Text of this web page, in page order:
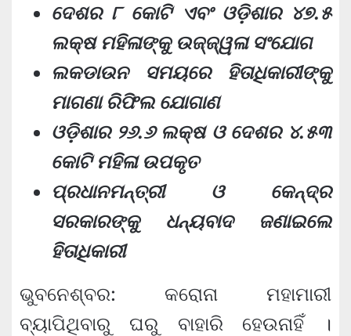
ଦେଶର ୮ କୋଟି ଏବଂ ଓଡ଼ିଶାର ୪୭.୫
ଲକ୍ଷ ମହିଳାଙ୍କୁ ଉଜ୍ଜ୍ୱଳା ସଂଯୋଗ
ଲକଡାଉନ ସମୟରେ ହିତାଧିକାରୀଙ୍କୁ
ମାଗଣା ରିଫିଲ ଯୋଗାଣ
ଓଡ଼ିଶାର ୨୬.୬ ଲକ୍ଷ ଓ ଦେଶର ୪.୫୩
କୋଟି ମହିଳା ଉପକୃତ
ପ୍ରଧାନମନ୍ତ୍ରୀ ଓ କେନ୍ଦ୍ର
ସରକାରଙ୍କୁ ଧନ୍ୟବାଦ ଜଣାଇଲେ
ହିତାଧିକାରୀ
ଭୁବନେଶ୍ବର: କରୋନା ମହାମାରୀ
ବ୍ୟାପିଥିବାରୁ ଘରୁ ବାହାରି ହେଉନାହିଁ ।